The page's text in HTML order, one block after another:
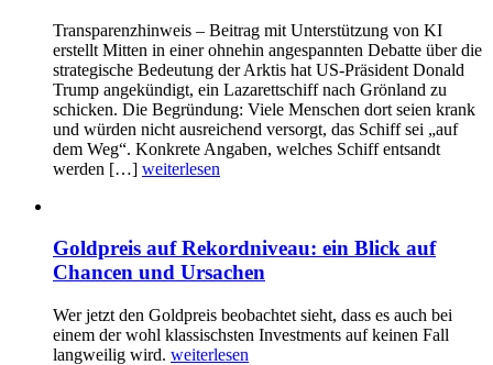
Transparenzhinweis – Beitrag mit Unterstützung von KI
erstellt Mitten in einer ohnehin angespannten Debatte über die
strategische Bedeutung der Arktis hat US-Präsident Donald
Trump angekündigt, ein Lazarettschiff nach Grönland zu
schicken. Die Begründung: Viele Menschen dort seien krank
und würden nicht ausreichend versorgt, das Schiff sei „auf
dem Weg“. Konkrete Angaben, welches Schiff entsandt
werden […] weiterlesen
Goldpreis auf Rekordniveau: ein Blick auf
Chancen und Ursachen
Wer jetzt den Goldpreis beobachtet sieht, dass es auch bei
einem der wohl klassischsten Investments auf keinen Fall
langweilig wird. weiterlesen